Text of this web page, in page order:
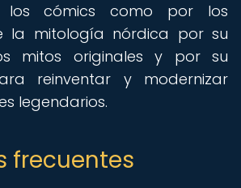
los cómics como por los
la mitología nórdica por su
mitos originales y por su
reinventar y modernizar
legendarios.
frecuentes